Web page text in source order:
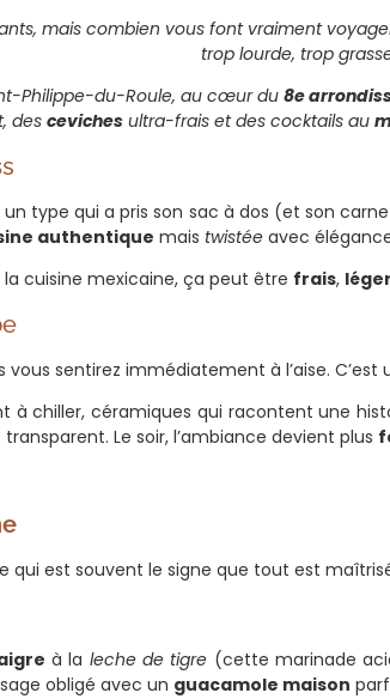
mais combien vous font vraiment
trop lourde, trop
Philippe-du-Roule, au cœur du 8e
des ceviches ultra-frais et des cocktails au
s
type qui a pris son sac à dos (et son
authentique mais twistée avec
cuisine mexicaine, ça peut être frais, léger
vous sentirez immédiatement à l’aise.
à chiller, céramiques qui racontent une
Le soir, l’ambiance devient plus
qui est souvent le signe que tout est
à la leche de tigre (cette marinade
obligé avec un guacamole maison